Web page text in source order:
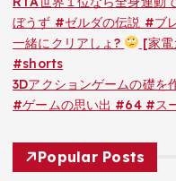
ぼうず #ゼルダの伝説 #ブ
一緒にクリアしょ?
[家
#shorts
3Dアクションゲームの礎を
#ゲームの思い出 #64 #ス
Popular Posts